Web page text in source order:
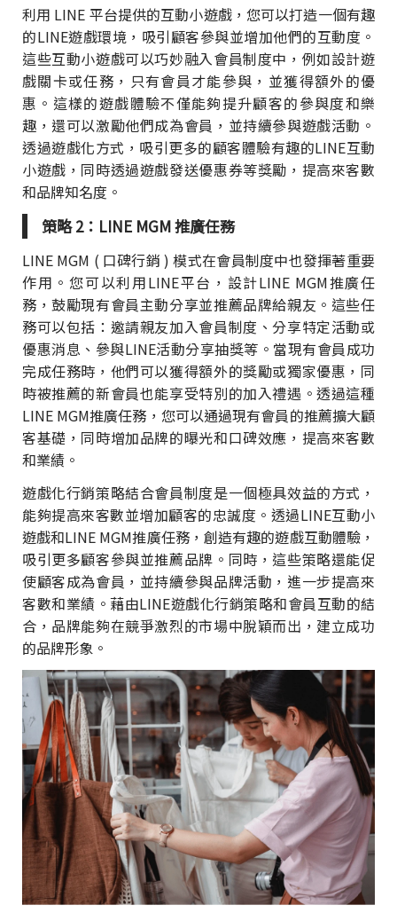
利用 LINE 平台提供的互動小遊戲，您可以打造一個有趣
的LINE遊戲環境，吸引顧客參與並增加他們的互動度。
這些互動小遊戲可以巧妙融入會員制度中，例如設計遊
戲關卡或任務，只有會員才能參與，並獲得額外的優
惠。這樣的遊戲體驗不僅能夠提升顧客的參與度和樂
趣，還可以激勵他們成為會員，並持續參與遊戲活動。
透過遊戲化方式，吸引更多的顧客體驗有趣的LINE互動
小遊戲，同時透過遊戲發送優惠券等獎勵，提高來客數
和品牌知名度。
策略 2：LINE MGM 推廣任務
LINE MGM ( 口碑行銷 ) 模式在會員制度中也發揮著重要
作用。您可以利用LINE平台，設計LINE MGM推廣任
務，鼓勵現有會員主動分享並推薦品牌給親友。這些任
務可以包括：邀請親友加入會員制度、分享特定活動或
優惠消息、參與LINE活動分享抽獎等。當現有會員成功
完成任務時，他們可以獲得額外的獎勵或獨家優惠，同
時被推薦的新會員也能享受特別的加入禮遇。透過這種
LINE MGM推廣任務，您可以通過現有會員的推薦擴大顧
客基礎，同時增加品牌的曝光和口碑效應，提高來客數
和業績。
遊戲化行銷策略結合會員制度是一個極具效益的方式，
能夠提高來客數並增加顧客的忠誠度。透過LINE互動小
遊戲和LINE MGM推廣任務，創造有趣的遊戲互動體驗，
吸引更多顧客參與並推薦品牌。同時，這些策略還能促
使顧客成為會員，並持續參與品牌活動，進一步提高來
客數和業績。藉由LINE遊戲化行銷策略和會員互動的結
合，品牌能夠在競爭激烈的市場中脫穎而出，建立成功
的品牌形象。